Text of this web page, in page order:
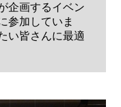
企画するイベン
参加していま
い皆さんに最適